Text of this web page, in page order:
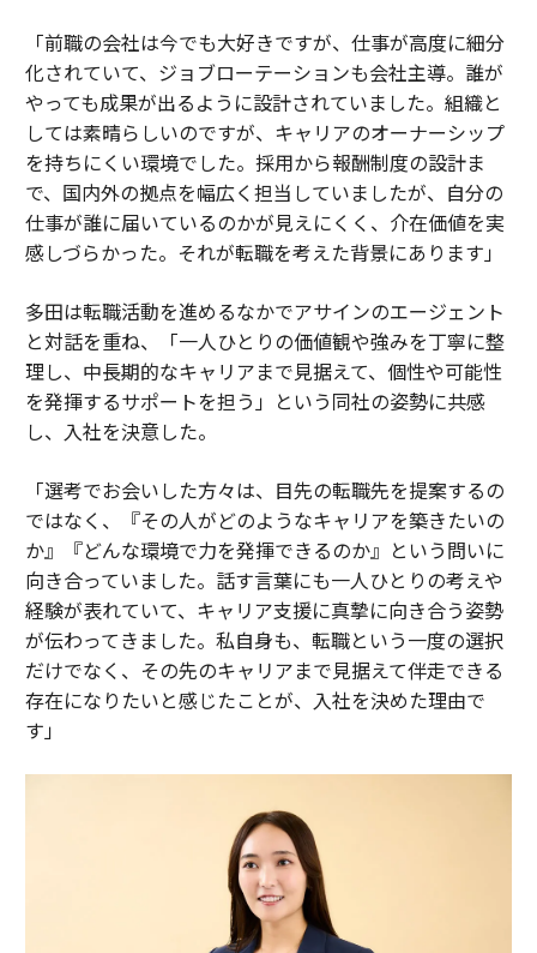
スエンゲージメント指標を持つ。しかし、真の賞品、つ
まり機関規模の資本を正当化するものは、スタックの1
つのレイヤーのみにサービスを提供するのではなく、こ
れらすべてのストリームにわたって同時に価値を捕捉す
る統合プラットフォームだ。
組織構造への影響は重要であり、過小評価されている。
ソーシャルメディア、インフルエンサー、ブランドマー
算、異なるKPIで分離し続けるブランドは、これらの機
能を単一の戦略的フレームワークの下で統一したブラン
ドに対して構造的不利な立場で運営されるだろう。断片
化は単に非効率的なだけではない。それはますます失格
要因となっている。
2つの金融モデルの衝突
クリエイターエコノミーの中心には、まだ解決されてい
ない構造的緊張がある。ハリウッドのタレントエージェ
ンシーモデルとシリコンバレーのプラットフォームモデ
ルの衝突だ。
従来型のタレントエージェンシーモデルは、個別取引に
対する手数料を中心に構築されている。取引を交渉し、
生むのではなく、取引ごとに価値を生み出す。対照的
に、テクノロジープラットフォームモデルは、データ、
流通、ネットワーク効果を中心に構築されており、規模
が蓄積しオーディエンスインテリジェンスが複利効果を
生むにつれて収益が増加する。
「前職の会社は今でも大好きですが、仕事が高度に細分
化されていて、ジョブローテーションも会社主導。誰が
やっても成果が出るように設計されていました。組織と
しては素晴らしいのですが、キャリアのオーナーシップ
を持ちにくい環境でした。採用から報酬制度の設計ま
で、国内外の拠点を幅広く担当していましたが、自分の
仕事が誰に届いているのかが見えにくく、介在価値を実
感しづらかった。それが転職を考えた背景にあります」
多田は転職活動を進めるなかでアサインのエージェント
と対話を重ね、「一人ひとりの価値観や強みを丁寧に整
理し、中長期的なキャリアまで見据えて、個性や可能性
を発揮するサポートを担う」という同社の姿勢に共感
し、入社を決意した。
「選考でお会いした方々は、目先の転職先を提案するの
ではなく、『その人がどのようなキャリアを築きたいの
か』『どんな環境で力を発揮できるのか』という問いに
向き合っていました。話す言葉にも一人ひとりの考えや
経験が表れていて、キャリア支援に真摯に向き合う姿勢
が伝わってきました。私自身も、転職という一度の選択
だけでなく、その先のキャリアまで見据えて伴走できる
存在になりたいと感じたことが、入社を決めた理由で
す」